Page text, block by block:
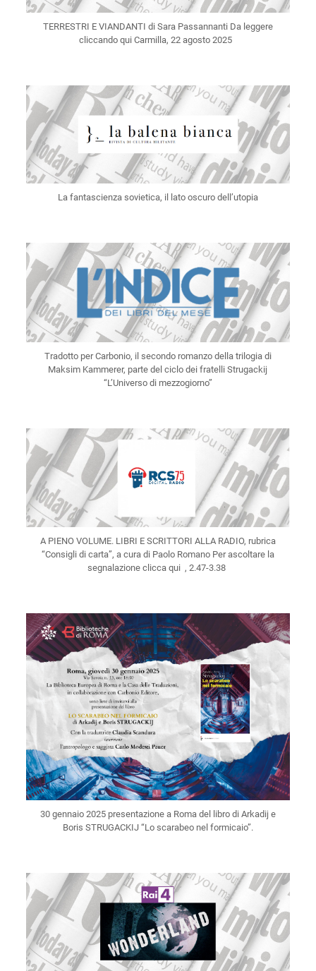
TERRESTRI E VIANDANTI di Sara Passannanti Da leggere
cliccando qui Carmilla, 22 agosto 2025
La fantascienza sovietica, il lato oscuro dell’utopia
Tradotto per Carbonio, il secondo romanzo della trilogia di
Maksim Kammerer, parte del ciclo dei fratelli Strugackij
“L’Universo di mezzogiorno”
A PIENO VOLUME. LIBRI E SCRITTORI ALLA RADIO, rubrica
“Consigli di carta”, a cura di Paolo Romano Per ascoltare la
segnalazione clicca qui , 2.47-3.38
30 gennaio 2025 presentazione a Roma del libro di Arkadij e
Boris STRUGACKIJ “Lo scarabeo nel formicaio”.